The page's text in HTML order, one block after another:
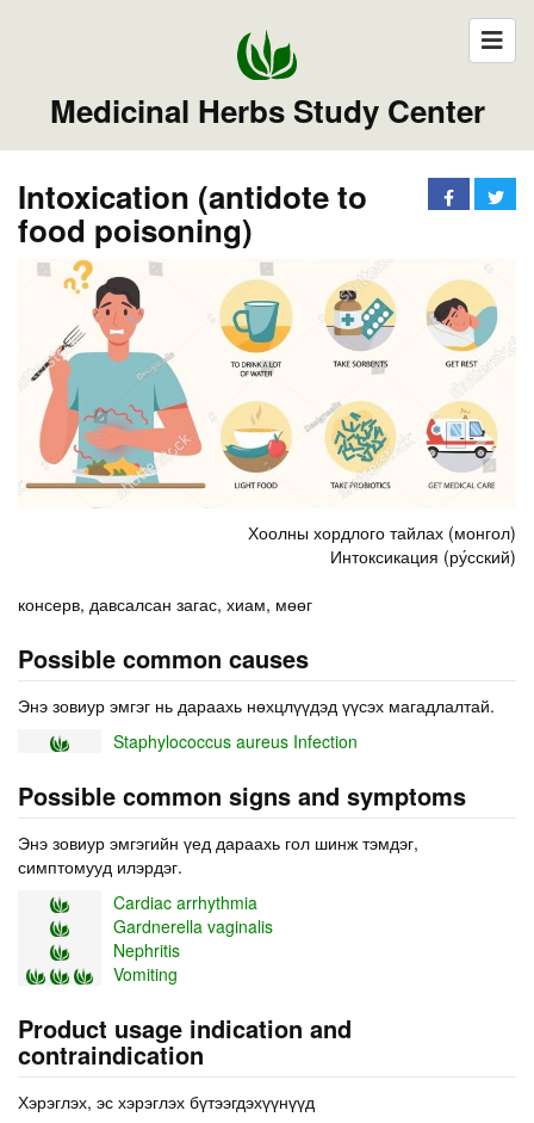
Medicinal Herbs Study Center
Intoxication (antidote to
food poisoning)
Хоолны хордлого тайлах (монгол)
Интоксикация (ру́сский)
консерв, давсалсан загас, хиам, мөөг
Possible common causes
Энэ зовиур эмгэг нь дараахь нөхцлүүдэд үүсэх магадлалтай.
Staphylococcus aureus Infection
Possible common signs and symptoms
Энэ зовиур эмгэгийн үед дараахь гол шинж тэмдэг,
симптомууд илэрдэг.
Cardiac arrhythmia
Gardnerella vaginalis
Nephritis
Vomiting
Product usage indication and
contraindication
Хэрэглэх, эс хэрэглэх бүтээгдэхүүнүүд